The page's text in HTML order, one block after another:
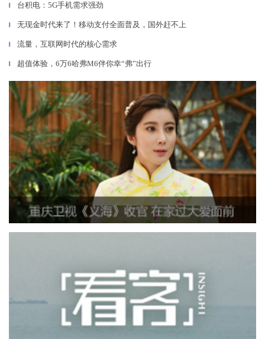
▎ 台积电：5G手机需求强劲
▎ 无现金时代来了！移动支付全面普及，国外赶不上
▎ 流量，互联网时代的核心需求
▎ 超值体验，6万6哈弗M6伴你幸“弗”出行